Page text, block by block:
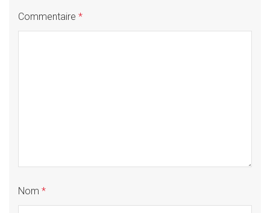
Commentaire *
Nom *